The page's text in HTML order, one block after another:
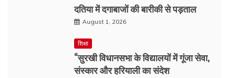
दतिया में दगाबाजों की बारीकी से पड़ताल
August 1, 2026
शिक्षा
“सुरखी विधानसभा के विद्यालयों में गूंजा सेवा,
संस्कार और हरियाली का संदेश